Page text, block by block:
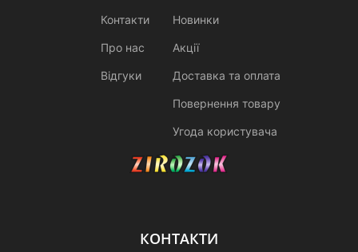
Контакти
Про нас
Відгуки
Новинки
Акції
Доставка та оплата
Повернення товару
Угода користувача
КОНТАКТИ